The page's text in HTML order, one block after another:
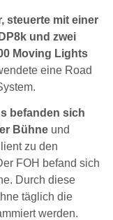
steuerte mit einer
und zwei
Moving Lights
eine Road
befanden sich
Bühne und
zu den
FOH befand sich
Durch diese
täglich die
werden.